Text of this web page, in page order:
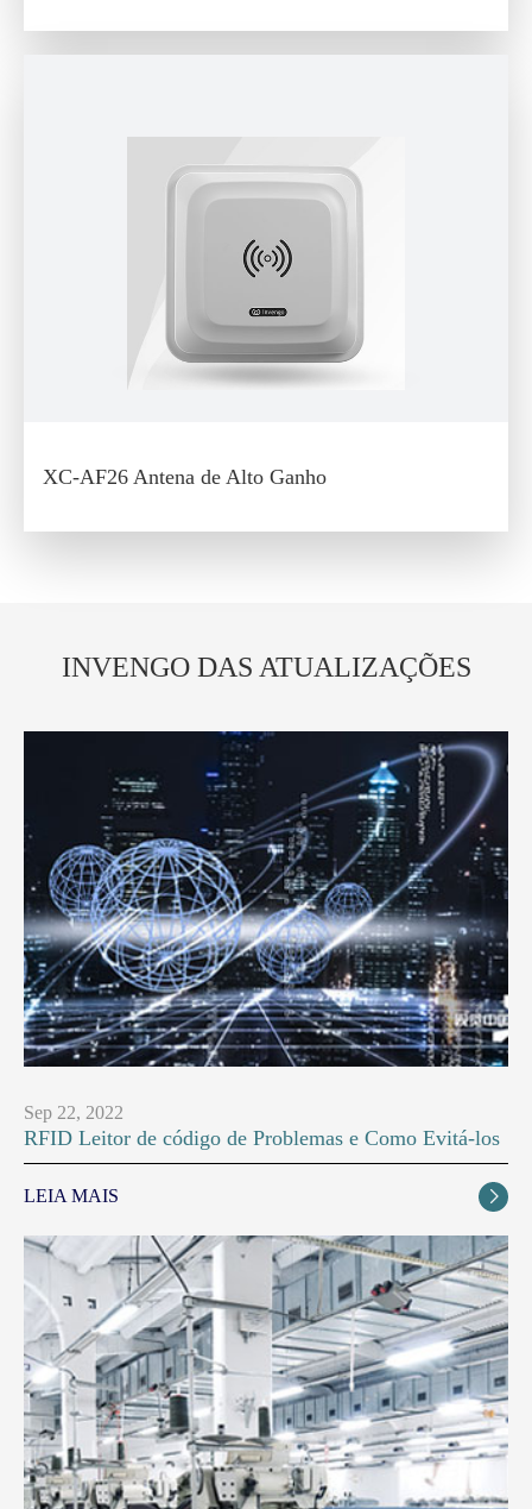
XC-AF26 Antena de Alto Ganho
INVENGO DAS ATUALIZAÇÕES
Sep 22, 2022
RFID Leitor de código de Problemas e Como Evitá-los
LEIA MAIS 